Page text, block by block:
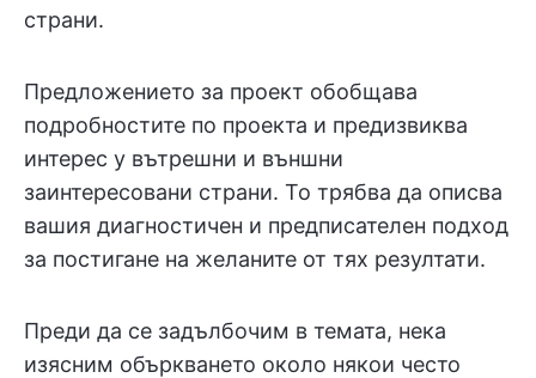
страни.
Предложението за проект обобщава
подробностите по проекта и предизвиква
интерес у вътрешни и външни
заинтересовани страни. То трябва да описва
вашия диагностичен и предписателен подход
за постигане на желаните от тях резултати.
Преди да се задълбочим в темата, нека
изясним объркването около някои често